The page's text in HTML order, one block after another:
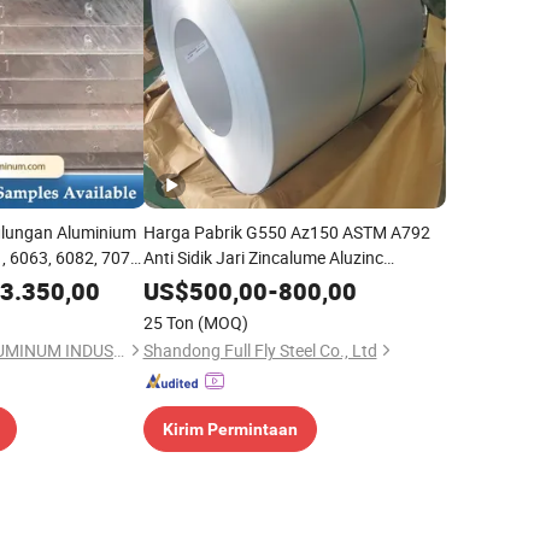
Aluminium
6063, 6082, 7075,
3.350,00
HENAN CHALCO ALUMINUM INDUSTRIAL CO.,LTD
Harga Pabrik G550 Az150 ASTM A792
Anti Sidik Jari Zincalume Aluzinc
Aluminium Zinc Dilapisi Gl Galvalume
Kawat Baja untuk Penggunaan
Konstruksi
US$500,00-800,00
25 Ton (MOQ)
Shandong Full Fly Steel Co., Ltd
Kirim Permintaan